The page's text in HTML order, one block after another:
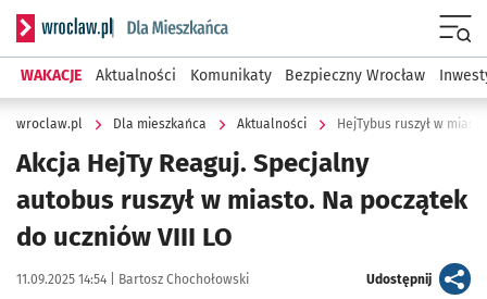
Serwis informacyjny wroclaw.pl podserwis: Dla mieszkańca
WAKACJE Aktualności Komunikaty Bezpieczny Wrocław
wroclaw.pl Dla mieszkańca Aktualności HejTybus ruszył w
Akcja HejTy Reaguj. Specjalny
autobus ruszył w miasto. Na początek
do uczniów VIII LO
Data publikacji:
11.09.2025 14:54 | Autor:
Bartosz Chochołowski Udostępnijartykuł